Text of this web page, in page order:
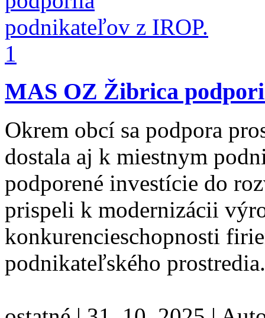
MAS OZ Žibrica
Okrem obcí sa podpora
dostala aj k miestnym
podporené investície do
prispeli k modernizácii
konkurencieschopnosti
podnikateľského